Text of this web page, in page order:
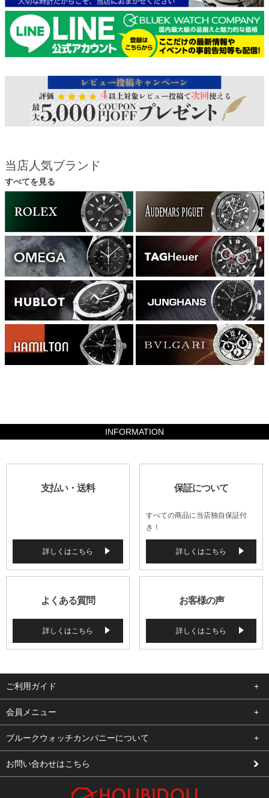
当店人気ブランド
すべてを見る
INFORMATION
支払い・送料
詳しくはこちら
保証について
すべての商品に当店独自保証付
き！
詳しくはこちら
よくある質問
詳しくはこちら
お客様の声
詳しくはこちら
ご利用ガイド
よくある質問
支払い・送料
修理依頼
会員メニュー
ログイン
お気に入り
ブルークウォッチカンパニーについて
会社概要
お問い合わせはこちら